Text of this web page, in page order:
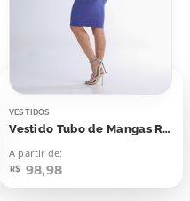
VESTIDOS
Vestido Tubo de Mangas Roxo Plasma
A partir de:
R$ 98,98